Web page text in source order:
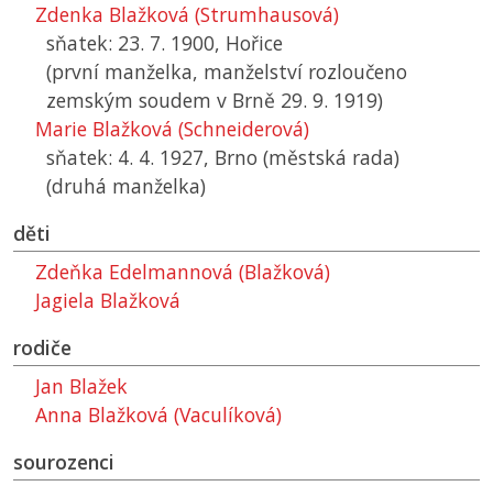
Zdenka Blažková (Strumhausová)
sňatek: 23. 7. 1900, Hořice
(první manželka, manželství rozloučeno
zemským soudem v Brně 29. 9. 1919)
Marie Blažková (Schneiderová)
sňatek: 4. 4. 1927, Brno (městská rada)
(druhá manželka)
děti
Zdeňka Edelmannová (Blažková)
Jagiela Blažková
rodiče
Jan Blažek
Anna Blažková (Vaculíková)
sourozenci